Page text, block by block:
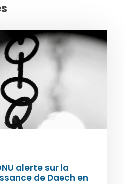
alerte sur la
de Daech en